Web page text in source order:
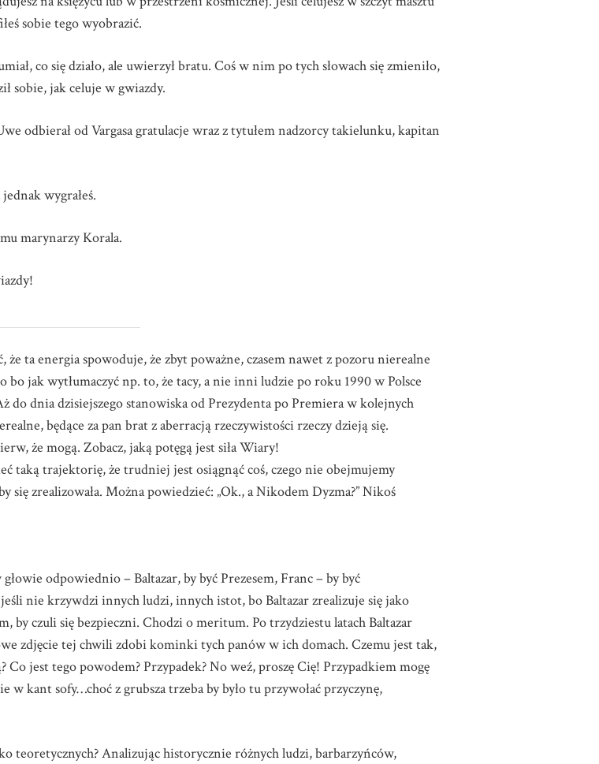
sobie tego wyobrazić.
co się działo, ale uwierzył bratu. Coś w nim po tych słowach się zmieniło,
sobie, jak celuje w gwiazdy.
odbierał od Vargasa gratulacje wraz z tytułem nadzorcy takielunku, kapitan
wygrałeś.
marynarzy Korala.
że ta energia spowoduje, że zbyt poważne, czasem nawet z pozoru nierealne
bo jak wytłumaczyć np. to, że tacy, a nie inni ludzie po roku 1990 w Polsce
do dnia dzisiejszego stanowiska od Prezydenta po Premiera w kolejnych
będące za pan brat z aberracją rzeczywistości rzeczy dzieją się.
że mogą. Zobacz, jaką potęgą jest siła Wiary!
taką trajektorię, że trudniej jest osiągnąć coś, czego nie obejmujemy
zrealizowała. Można powiedzieć: „Ok., a Nikodem Dyzma?” Nikoś
odpowiednio – Baltazar, by być Prezesem, Franc – by być
nie krzywdzi innych ludzi, innych istot, bo Baltazar zrealizuje się jako
by czuli się bezpieczni. Chodzi o meritum. Po trzydziestu latach Baltazar
zdjęcie tej chwili zdobi kominki tych panów w ich domach. Czemu jest tak,
Co jest tego powodem? Przypadek? No weź, proszę Cię! Przypadkiem mogę
w kant sofy…choć z grubsza trzeba by było tu przywołać przyczynę,
teoretycznych? Analizując historycznie różnych ludzi, barbarzyńców,